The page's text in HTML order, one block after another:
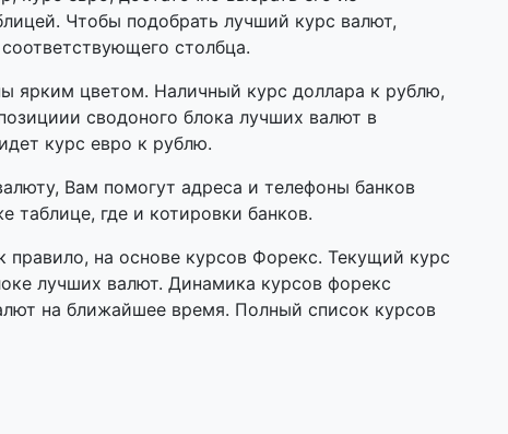
Чтобы подобрать лучший курс валют,
столбца.
ярким цветом. Наличный курс доллара к рублю,
сводоного блока лучших валют в
курс евро к рублю.
Вам помогут адреса и телефоны банков
таблице, где и котировки банков.
на основе курсов Форекс. Текущий курс
лучших валют. Динамика курсов форекс
на ближайшее время. Полный список курсов